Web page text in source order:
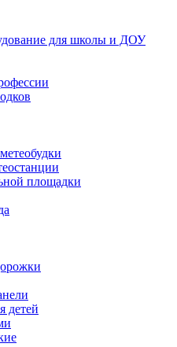
для школы и ДОУ
площадки
детей